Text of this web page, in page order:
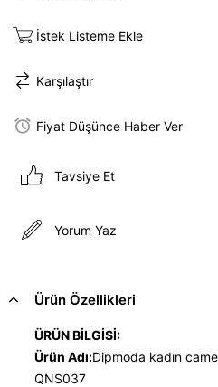
İstek Listeme Ekle
Karşılaştır
Fiyat Düşünce Haber Ver
Tavsiye Et
Yorum Yaz
Ürün Özellikleri
ÜRÜN BİLGİSİ:
Ürün Adı:Dipmoda kadın
QNS037